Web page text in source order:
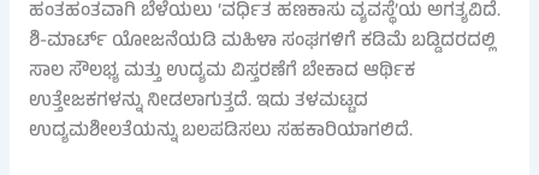
ಹಂತಹಂತವಾಗಿ ಬೆಳೆಯಲು ‘ವರ್ಧಿತ ಹಣಕಾಸು ವ್ಯವಸ್ಥೆ’ಯ ಅಗತ್ಯವಿದೆ.
ಶಿ-ಮಾರ್ಟ್ ಯೋಜನೆಯಡಿ ಮಹಿಳಾ ಸಂಘಗಳಿಗೆ ಕಡಿಮೆ ಬಡ್ಡಿದರದಲ್ಲಿ
ಸಾಲ ಸೌಲಭ್ಯ ಮತ್ತು ಉದ್ಯಮ ವಿಸ್ತರಣೆಗೆ ಬೇಕಾದ ಆರ್ಥಿಕ
ಉತ್ತೇಜಕಗಳನ್ನು ನೀಡಲಾಗುತ್ತದೆ. ಇದು ತಳಮಟ್ಟದ
ಉದ್ಯಮಶೀಲತೆಯನ್ನು ಬಲಪಡಿಸಲು ಸಹಕಾರಿಯಾಗಲಿದೆ.